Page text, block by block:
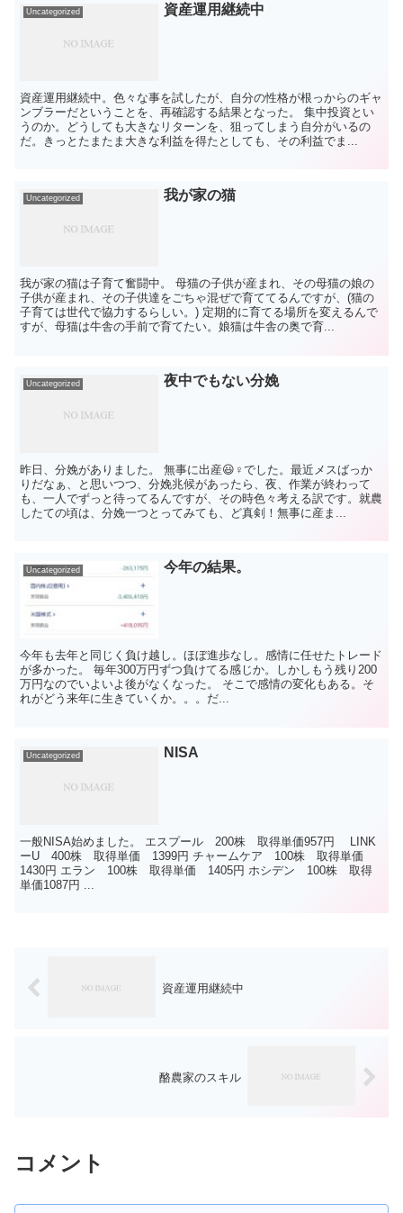
Uncategorized 資産運用継続中
資産運用継続中。色々な事を試したが、自分の性格が根っからのギャ
ンブラーだということを、再確認する結果となった。 集中投資とい
うのか。どうしても大きなリターンを、狙ってしまう自分がいるの
だ。きっとたまたま大きな利益を得たとしても、その利益でま...
Uncategorized 我が家の猫
我が家の猫は子育て奮闘中。 母猫の子供が産まれ、その母猫の娘の
子供が産まれ、その子供達をごちゃ混ぜで育ててるんですが、(猫の
子育ては世代で協力するらしい。) 定期的に育てる場所を変えるんで
すが、母猫は牛舎の手前で育てたい。娘猫は牛舎の奥で育...
Uncategorized 夜中でもない分娩
昨日、分娩がありました。 無事に出産😃♀️でした。最近メスばっか
りだなぁ、と思いつつ、分娩兆候があったら、夜、作業が終わって
も、一人でずっと待ってるんですが、その時色々考える訳です。就農
したての頃は、分娩一つとってみても、ど真剣！無事に産ま...
Uncategorized 今年の結果。
今年も去年と同じく負け越し。ほぼ進歩なし。感情に任せたトレード
が多かった。 毎年300万円ずつ負けてる感じか。しかしもう残り200
万円なのでいよいよ後がなくなった。 そこで感情の変化もある。そ
れがどう来年に生きていくか。。。だ...
Uncategorized NISA
一般NISA始めました。 エスプール 200株 取得単価957円 LINK
ーU 400株 取得単価 1399円 チャームケア 100株 取得単価
1430円 エラン 100株 取得単価 1405円 ホシデン 100株 取得
単価1087円 ...
資産運用継続中
酪農家のスキル
コメント